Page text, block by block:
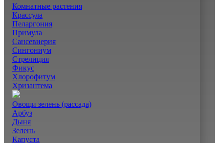
Комнатные растения
Крассула
Пеларгония
Примула
Сансевиерия
Сингониум
Стрелиция
Фикус
Хлорофитум
Хризантема
Овощи зелень (рассада)
Арбуз
Дыня
Зелень
Капуста